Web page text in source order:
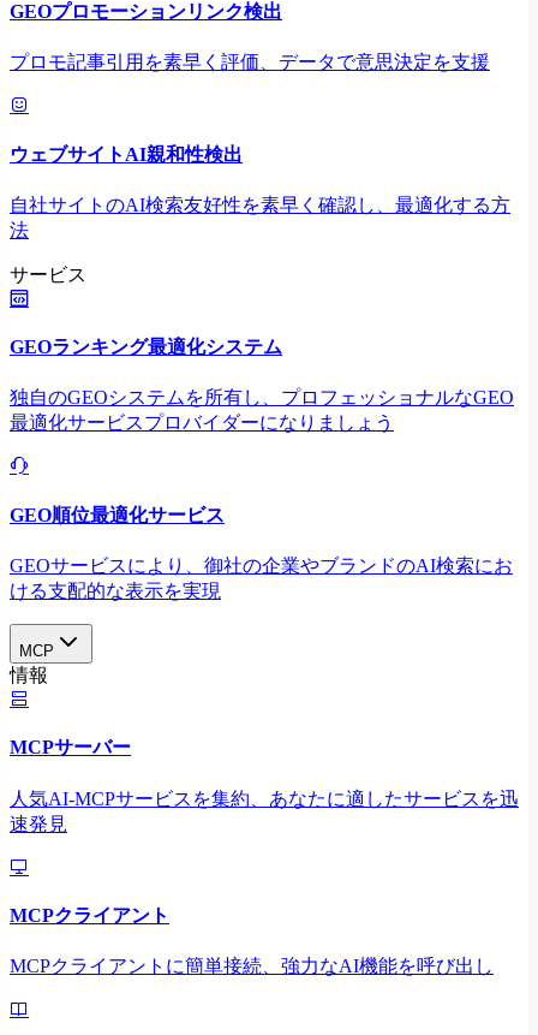
GEOプロモーションリンク検出
プロモ記事引用を素早く評価、データで意思決定を支援
ウェブサイトAI親和性検出
自社サイトのAI検索友好性を素早く確認し、最適化する方
法
サービス
GEOランキング最適化システム
独自のGEOシステムを所有し、プロフェッショナルなGEO
最適化サービスプロバイダーになりましょう
GEO順位最適化サービス
GEOサービスにより、御社の企業やブランドのAI検索にお
ける支配的な表示を実現​
MCP
情報
MCPサーバー
人気AI-MCPサービスを集約、あなたに適したサービスを迅
速発見
MCPクライアント
MCPクライアントに簡単接続、強力なAI機能を呼び出し